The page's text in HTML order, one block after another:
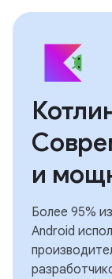
и
Более 95%
Android